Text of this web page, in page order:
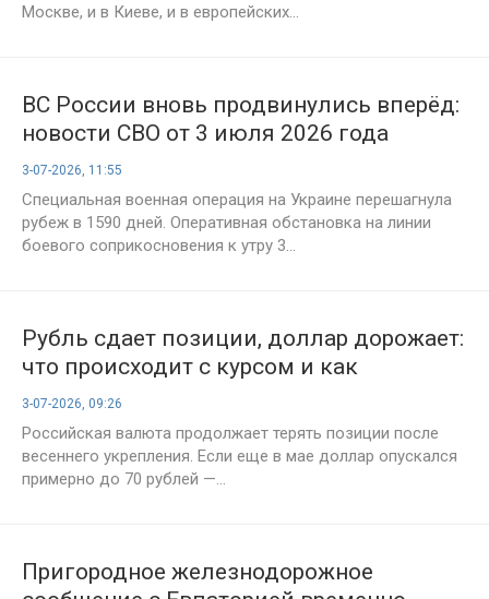
Москве, и в Киеве, и в европейских...
ВС России вновь продвинулись вперёд:
новости СВО от 3 июля 2026 года
3-07-2026, 11:55
Специальная военная операция на Украине перешагнула
рубеж в 1590 дней. Оперативная обстановка на линии
боевого соприкосновения к утру 3...
Рубль сдает позиции, доллар дорожает:
что происходит с курсом и как
сохранить сбережения
3-07-2026, 09:26
Российская валюта продолжает терять позиции после
весеннего укрепления. Если еще в мае доллар опускался
примерно до 70 рублей —...
Пригородное железнодорожное